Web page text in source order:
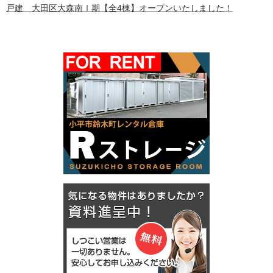
戸建 大田区大森南Ⅰ期【全4棟】オープンいたしました！